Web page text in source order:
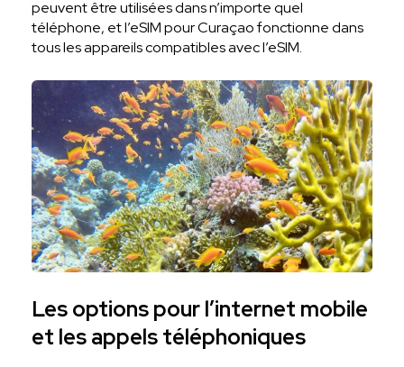
peuvent être utilisées dans n’importe quel
téléphone, et l’eSIM pour Curaçao fonctionne dans
tous les appareils compatibles avec l’eSIM.
Les options pour l’internet mobile
et les appels téléphoniques